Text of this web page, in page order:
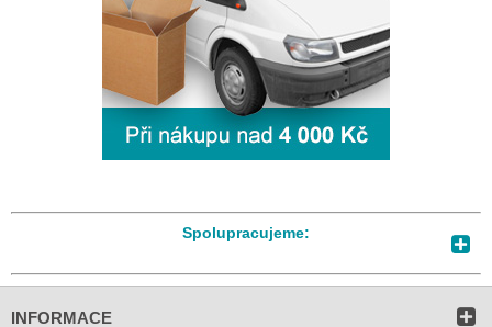
Spolupracujeme:
INFORMACE